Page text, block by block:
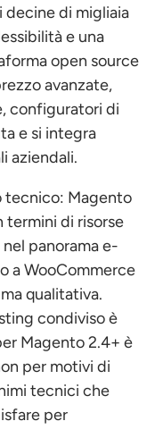
decine di migliaia
e una
open source
avanzate,
configuratori di
e si integra
aziendali.
tecnico: Magento
termini di risorse
panorama e-
a WooCommerce
qualitativa.
condiviso è
Magento 2.4+ è
per motivi di
tecnici che
per